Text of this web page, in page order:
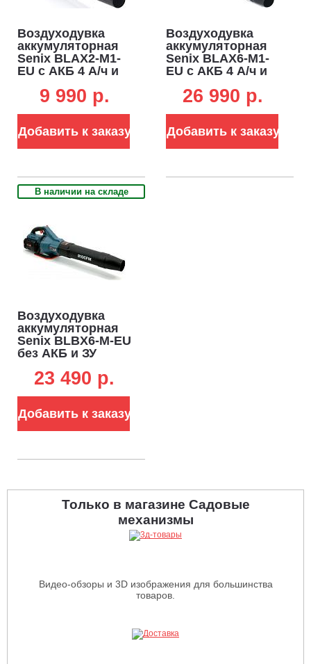
Воздуходувка
аккумуляторная
Senix BLAX2-M1-
EU с АКБ 4 А/ч и
45 м/с, 750 м3/ч,
9 990 p.
Добавить к заказу
Воздуходувка
аккумуляторная
Senix BLAX6-M1-
EU с АКБ 4 А/ч и
75 м/с, 1380 м3/ч)
26 990 p.
Добавить к заказу
В наличии на складе
Воздуходувка
аккумуляторная
Senix BLBX6-M-EU
без АКБ и ЗУ
м/с, 1614 м3/ч)
23 490 p.
Добавить к заказу
Только в магазине Садовые
механизмы
Видео-обзоры и 3D изображения для большинства
товаров.